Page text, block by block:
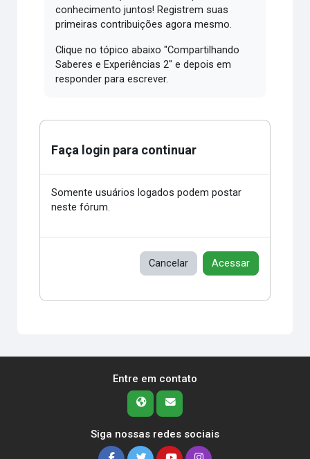
conhecimento juntos! Registrem suas
primeiras contribuições agora mesmo.
Clique no tópico abaixo "Compartilhando
Saberes e Experiências 2" e depois em
responder para escrever.
Faça login para continuar
Somente usuários logados podem postar
neste fórum.
Cancelar Acessar
Entre em contato
Siga nossas redes sociais